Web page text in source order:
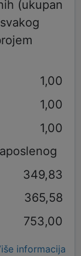
(ukupan
1,00
1,00
1,00
349,83
365,58
753,00
informacija